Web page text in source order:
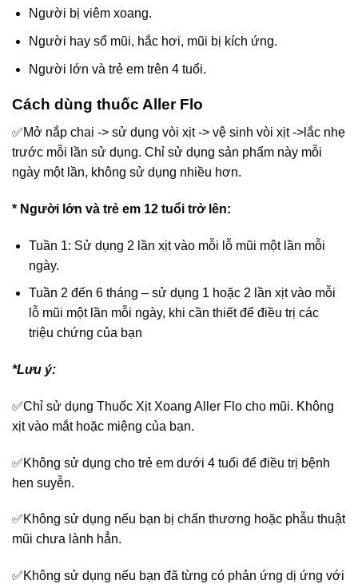
Người bị viêm xoang.
Người hay sổ mũi, hắc hơi, mũi bị kích ứng.
Người lớn và trẻ em trên 4 tuổi.
Cách dùng thuốc Aller Flo
✅Mở nắp chai -> sử dụng vòi xịt -> vệ sinh vòi xịt ->lắc nhẹ
trước mỗi lần sử dụng. Chỉ sử dụng sản phẩm này mỗi
ngày một lần, không sử dụng nhiều hơn.
* Người lớn và trẻ em 12 tuổi trở lên:
Tuần 1: Sử dụng 2 lần xịt vào mỗi lỗ mũi một lần mỗi
ngày.
Tuần 2 đến 6 tháng – sử dụng 1 hoặc 2 lần xịt vào mỗi
lỗ mũi một lần mỗi ngày, khi cần thiết để điều trị các
triệu chứng của bạn
*Lưu ý:
✅Chỉ sử dụng Thuốc Xịt Xoang Aller Flo cho mũi. Không
xịt vào mắt hoặc miệng của bạn.
✅Không sử dụng cho trẻ em dưới 4 tuổi để điều trị bệnh
hen suyễn.
✅Không sử dụng nếu bạn bị chấn thương hoặc phẫu thuật
mũi chưa lành hẳn.
✅Không sử dụng nếu bạn đã từng có phản ứng dị ứng với